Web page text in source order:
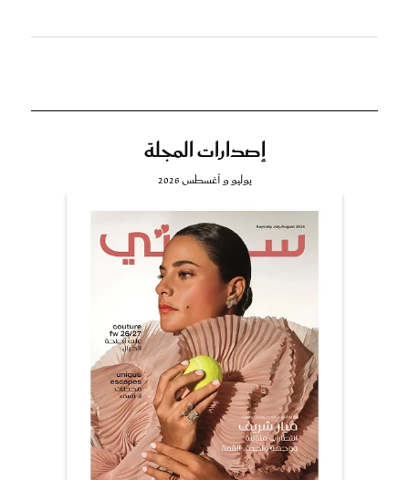
إصدارات المجلة
يوليو و أغسطس 2026